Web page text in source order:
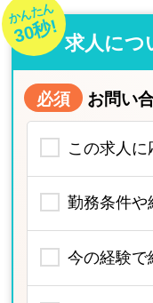
かんたん
30秒! 求人につ
必須 お問い
この求人に
勤務条件や
今の経験で